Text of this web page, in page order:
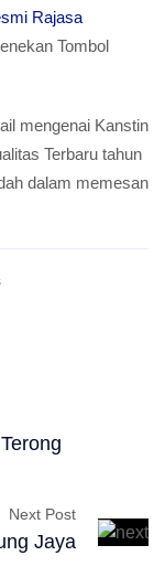
Rajasa
Tombol
mengenai Kanstin
Terbaru tahun
dalam memesan
Next Post
Jaya